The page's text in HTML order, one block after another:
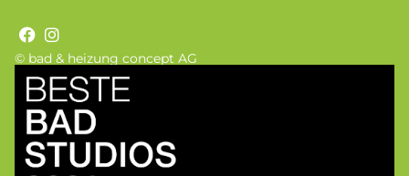
© bad & heizung concept AG